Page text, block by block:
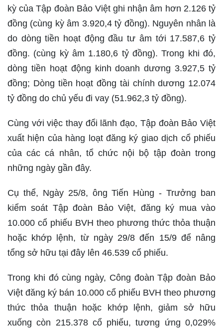
kỳ của Tập đoàn Bảo Việt ghi nhận âm hơn 2.126 tỷ
đồng (cùng kỳ âm 3.920,4 tỷ đồng). Nguyên nhân là
do dòng tiền hoạt động đầu tư âm tới 17.587,6 tỷ
đồng. (cùng kỳ âm 1.180,6 tỷ đồng). Trong khi đó,
dòng tiền hoạt động kinh doanh dương 3.927,5 tỷ
đồng; Dòng tiền hoạt đồng tài chính dương 12.074
tỷ đồng do chủ yếu đi vay (51.962,3 tỷ đồng).
Cùng với việc thay đổi lãnh đạo, Tập đoàn Bảo Việt
xuất hiện của hàng loạt đăng ký giao dịch cổ phiếu
của các cá nhân, tổ chức nội bộ tập đoàn trong
những ngày gần đây.
Cụ thể, Ngày 25/8, ông Tiến Hùng - Trưởng ban
kiểm soát Tập đoàn Bảo Việt, đăng ký mua vào
10.000 cổ phiếu BVH theo phương thức thỏa thuận
hoặc khớp lệnh, từ ngày 29/8 đến 15/9 để nâng
tổng sở hữu tại đây lên 46.539 cổ phiếu.
Trong khi đó cùng ngày, Công đoàn Tập đoàn Bảo
Việt đăng ký bán 10.000 cổ phiếu BVH theo phương
thức thỏa thuận hoặc khớp lệnh, giảm sở hữu
xuống còn 215.378 cổ phiếu, tương ứng 0,029%